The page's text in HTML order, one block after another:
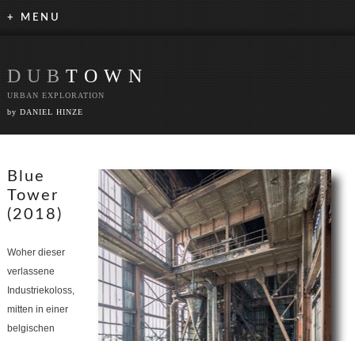
+ MENU
DUB TOWN
URBAN EXPLORATION
by DANIEL HINZE
Blue
Tower
(2018)
Woher dieser
verlassene
Industriekoloss,
mitten in einer
belgischen